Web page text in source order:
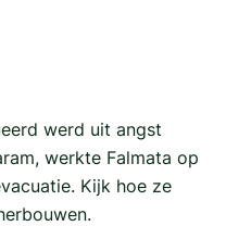
werd uit angst
werkte Falmata op
Kijk hoe ze